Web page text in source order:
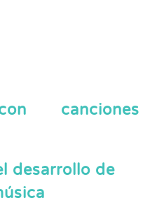
canciones
desarrollo de